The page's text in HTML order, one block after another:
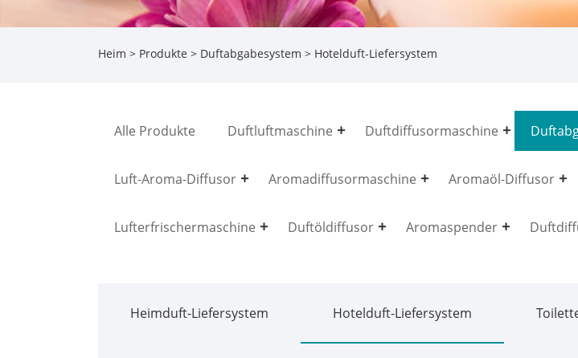
Heim > Produkte > Duftabgabesystem > Hotelduft-Liefersystem
Alle Produkte Duftluftmaschine Duftdiffusormaschine
Luft-Aroma-Diffusor Aromadiffusormaschine Aromaöl-Diffusor
Lufterfrischermaschine Duftöldiffusor Aromaspender
Heimduft-Liefersystem Hotelduft-Liefersystem